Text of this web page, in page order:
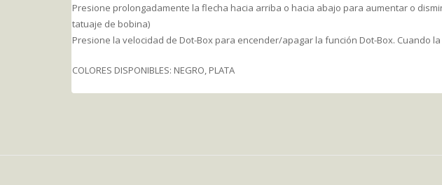
Presione prolongadamente la flecha hacia arriba o hacia abajo para aumentar o
tatuaje de bobina)
Presione la velocidad de Dot-Box para encender/apagar la función Dot-Box. Cuando
COLORES DISPONIBLES: NEGRO, PLATA